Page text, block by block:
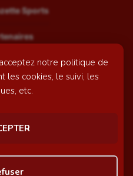
notre politique de
les cookies, le suivi, les
etc.
Sports
légales
internet réalisé par